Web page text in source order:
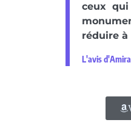
ceux
réduire à
L'avis